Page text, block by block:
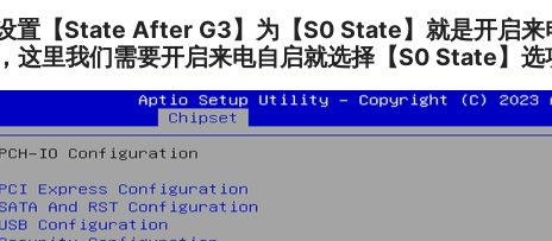
置【State After G3】为【S0 State】就是开启来
这里我们需要开启来电自启就选择【S0 State】选